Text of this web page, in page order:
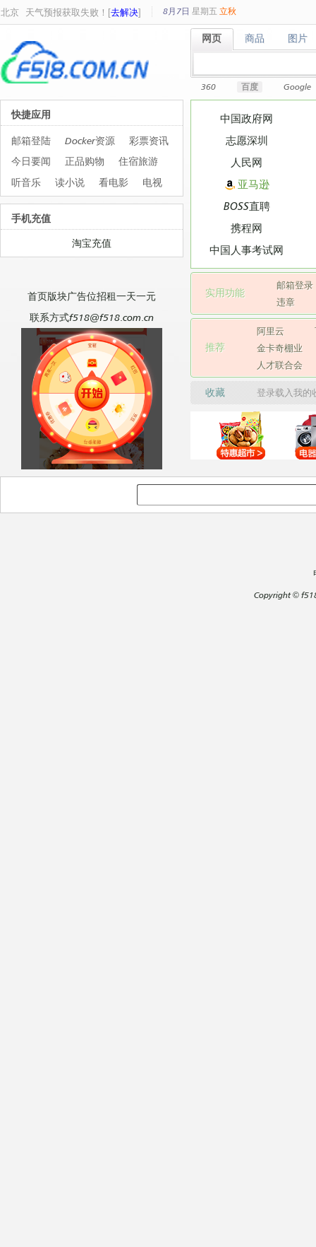
北京 天气预报获取失败！[去解决] 8月7日 星期五 立秋
网页
网页 商品
商品 图片
图片
360 百度 Google
中国政府网
志愿深圳
人民网
亚马逊
BOSS直聘
携程网
中国人事考试网
实用功能
邮箱登录
违章
推荐
阿里云
金卡奇棚业
人才联合会
收藏 登录载入我
快捷应用
邮箱登陆 Docker资源
彩票资讯
今日要闻
正品购物
住宿旅游
听音乐
读小说 看电影 电视
手机充值
淘宝充值
首页版块广告位招租一天一元
联系方式f518@f518.com.cn
Copyright©